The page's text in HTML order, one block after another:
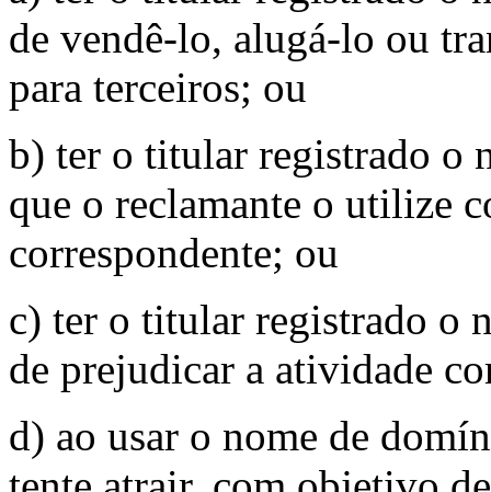
de vendê-lo, alugá-lo ou
para terceiros; ou
b) ter o titular registrado o
que o reclamante o utilize
correspondente; ou
c) ter o titular registrado o
de prejudicar a atividade
d) ao usar o nome de